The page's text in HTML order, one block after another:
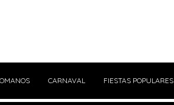
CARNAVAL FIESTAS POPULARES